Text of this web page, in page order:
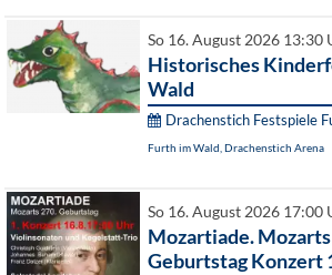
So 16. August 2026 13:30
Historisches
Wald
Drachenstich Festspiele
Furth im Wald, Drachenstich Arena
So 16. August 2026 17:00
Mozartiade.
Geburtstag Konzert